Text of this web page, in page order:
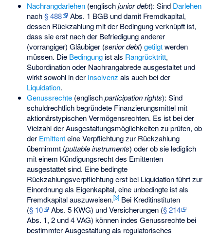
Nachrangdarlehen(englischjunior debt): Sind Darlehen
nach§ 488
Abs. 1 BGB und damit Fremdkapital,
dessen Rückzahlung mit der Bedingung verknüpft ist,
dass sie erst nach der Befriedigung anderer
(vorrangiger) Gläubiger (senior debt) getilgtwerden
müssen. Die Bedingungist als Rangrücktritt,
Subordination oder Nachrangabrede ausgestaltet und
wirkt sowohl in der Insolvenz als auch bei der
Liquidation.
Genussrechte(englischparticipation rights): Sind
schuldrechtlich begründete Finanzierungsmittel mit
aktionärstypischen Vermögensrechten. Es ist bei der
Vielzahl der Ausgestaltungsmöglichkeiten zu prüfen, ob
der Emittenteine Verpflichtung zur Rückzahlung
übernimmt (puttable instruments) oder ob sie lediglich
mit einem Kündigungsrecht des Emittenten
ausgestattet sind. Eine bedingte
Rückzahlungsverpflichtung erst bei Liquidation führt zur
Einordnung als Eigenkapital, eine unbedingte ist als
Fremdkapital auszuweisen.[3]Bei Kreditinstituten
(§ 10 Abs. 5 KWG) und Versicherungen (§ 214
Abs. 1, 2 und 4 VAG) können indes Genussrechte bei
bestimmter Ausgestaltung als regulatorisches